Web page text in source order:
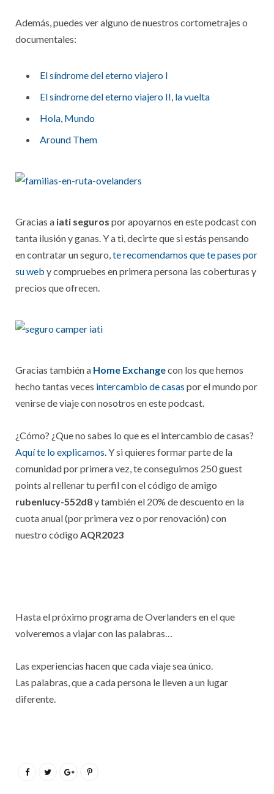
Además, puedes ver alguno de nuestros cortometrajes o
documentales:
El síndrome del eterno viajero I
El síndrome del eterno viajero II, la vuelta
Hola, Mundo
Around Them
Gracias a iati seguros por apoyarnos en este podcast con
tanta ilusión y ganas. Y a ti, decirte que si estás pensando
en contratar un seguro,te recomendamos que te pases por
su web y compruebes en primera persona las coberturas y
precios que ofrecen.
Gracias también a Home Exchangecon los que hemos
hecho tantas veces intercambio de casas por el mundo por
venirse de viaje con nosotros en este podcast.
¿Cómo? ¿Que no sabes lo que es el intercambio de casas?
Aquí te lo explicamos.Y si quieres formar parte de la
comunidad por primera vez, te conseguimos 250 guest
points al rellenar tu perfil con el código de amigo
rubenlucy-552d8y también el 20% de descuento en la
cuota anual (por primera vez o por renovación) con
nuestro código AQR2023
Hasta el próximo programa de Overlanders en el que
volveremos a viajar con las palabras…
Las experiencias hacen que cada viaje sea único.
Las palabras, que a cada persona le lleven a un lugar
diferente.